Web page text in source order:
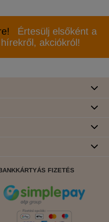
Értesülj elsőként a
akciókról!
FIZETÉS